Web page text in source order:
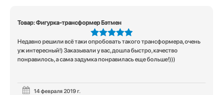
Товар: Фигурка-трансформер Бэтмен
5из 5
Недавно решили всё таки опробовать такого трансформера, очень
уж интересный!) Заказывали у вас, дошла быстро, качество
понравилось, а сама задумка понравилась еще больше!)))
14 февраля 2019 г.